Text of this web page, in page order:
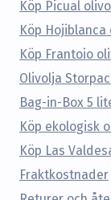
Köp Picual
Köp Hojiblanca
Köp Frantoio
Olivolja
Bag-in-Box 5
Köp ekologisk
Köp Las
Fraktkostnader